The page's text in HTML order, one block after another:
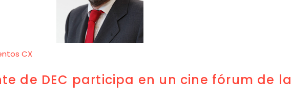
CX
de DEC participa en un cine fórum de la